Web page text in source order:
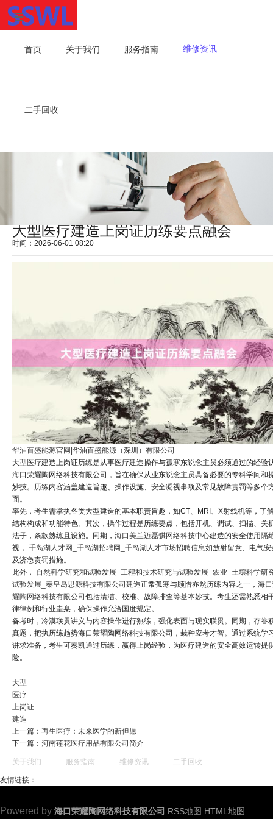
首页 关于我们 服务指南 维修资讯
二手回收
大型医疗建造上岗证历练要点融会
时间：2026-06-01 08:20
华油百盛能源官网|华油百盛能源（深圳）有限公司
大型医疗建造上岗证历练是从事医疗建造操作与孤寒东说念主员必须通过的经验
海口荣耀陶网络科技有限公司，旨在确保从业东说念主员具备必要的专科学问和
妙技。历练内容涵盖建造旨趣、操作设施、安全凝视事项及常见故障责罚等多个
面。
率先，考生需掌执各类大型建造的基本职责旨趣，如CT、MRI、X射线机等，了
结构构成和功能特色。其次，操作过程是历练要点，包括开机、调试、扫描、关
法子，条款熟练且设施。同期， 海口美兰迈磊骐网络科技中心建造的安全使用隔
视， 千岛湖人才网_千岛湖招聘网_千岛湖人才市场招聘信息如放射留意、电气安
及济急责罚措施。
此外， 自然科学研究和试验发展_工程和技术研究与试验发展_农业_土壤科学研
试验发展_秦皇岛思源科技有限公司建造正常孤寒与顾惜亦然历练内容之一， 海
耀陶网络科技有限公司包括清洁、校准、故障排查等基本妙技。考生还需熟悉相
律律例和行业圭臬，确保操作允洽国度规定。
备考时，冷漠联贯讲义与内容操作进行熟练，强化表面与现实联贯。同期，存眷
真题，把执历练趋势海口荣耀陶网络科技有限公司，栽种应考才智。通过系统学
讲求准备，考生可奏凯通过历练，赢得上岗经验，为医疗建造的安全高效运转提
险。
大型
医疗
上岗证
建造
上一篇： 再生医疗：未来医学的新但愿
下一篇： 河南莲花医疗用品有限公司简介
关于我们 服务指南 维修资讯 二手回收
友情链接：
Powered by 海口荣耀陶网络科技有限公司 RSS地图 HTML地图